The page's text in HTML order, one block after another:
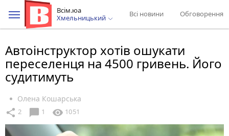
Всім.юа
Хмельницький
Всі новини Обговорення
Автоінструктор хотів ошукати
переселенця на 4500 гривень. Його
судитимуть
Олена Кошарська
share 2 chat_bubble 1 visibility 1051